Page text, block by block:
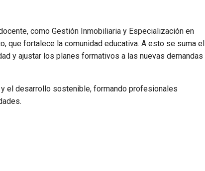
como Gestión Inmobiliaria y Especialización en
que fortalece la comunidad educativa. A esto se suma el
y ajustar los planes formativos a las nuevas demandas
el desarrollo sostenible, formando profesionales